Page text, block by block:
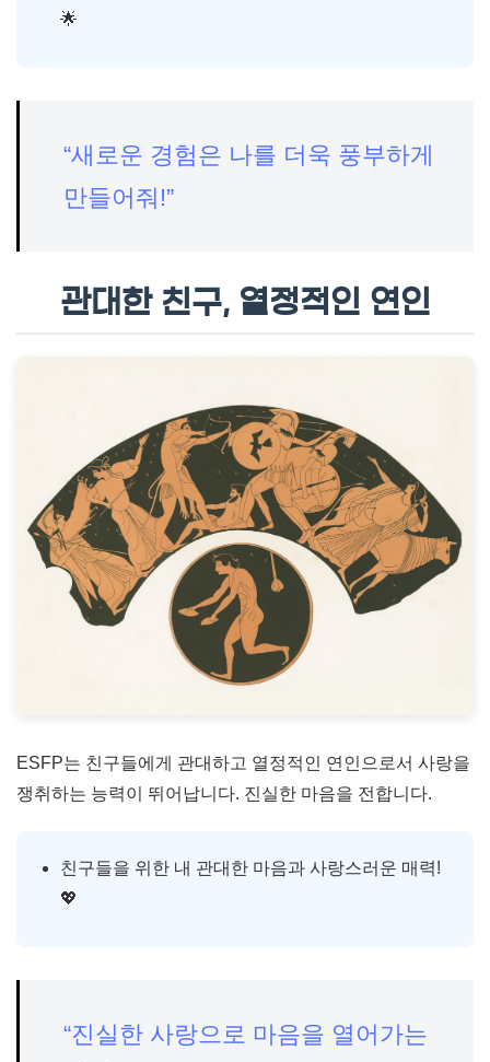
🌟
“새로운 경험은 나를 더욱 풍부하게
만들어줘!”
관대한 친구, 열정적인 연인
ESFP는 친구들에게 관대하고 열정적인 연인으로서 사랑을
쟁취하는 능력이 뛰어납니다. 진실한 마음을 전합니다.
친구들을 위한 내 관대한 마음과 사랑스러운 매력!
💖
“진실한 사랑으로 마음을 열어가는